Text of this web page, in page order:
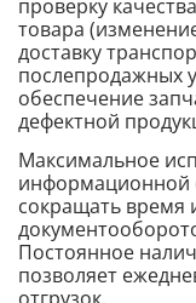
проверку
товара
доставку
послепродажных
обеспечение
дефектной
Максимальное
информационной
сокращать время
Постоянное
позволяет
отгрузок.